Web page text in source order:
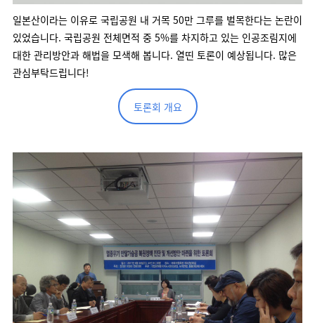
일본산이라는 이유로 국립공원 내 거목 50만 그루를 벌목한다는 논란이
있었습니다. 국립공원 전체면적 중 5%를 차지하고 있는 인공조림지에
대한 관리방안과 해법을 모색해 봅니다. 열띤 토론이 예상됩니다. 많은
관심부탁드립니다!
토론회 개요